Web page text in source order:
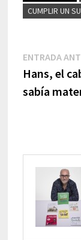
CUMPLIR UN
de
ENTRADA
Hans, el
sabía